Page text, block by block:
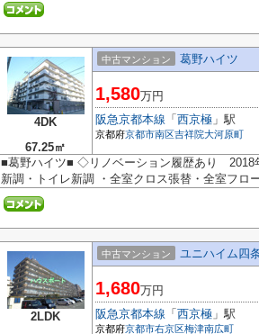
4DK
67.25㎡
中古マンション 葛野ハイツ
1,580万円
阪急京都本線 「 西京極 」駅
京都府京都市南区吉祥院大河原町
■葛野ハイツ■ ◇リノベーション履歴あり 2018
新調・トイレ新調 ・全室クロス張替・全室フ
2LDK
中古マンション ユニハイム四
1,680万円
阪急京都本線 「 西京極 」駅
京都府京都市右京区梅津南広町